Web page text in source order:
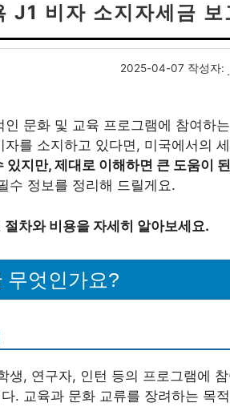
J1 비자 소지자세금
2025-04-07 작성자:
인 문화 및 교육 프로그램에 참여하
자를 소지하고 있다면, 미국에서의
있지만, 제대로 이해하면 큰 도움이
수 정보를 정리해 드릴게요.
절차와 비용을 자세히 알아보세요.
무엇인가요?
생, 연구자, 인턴 등의 프로그램에
. 교육과 문화 교류를 장려하는 목